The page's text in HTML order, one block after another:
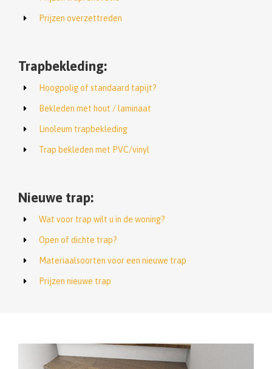
Prijzen overzettreden
Trapbekleding:
Hoogpolig of standaard tapijt?
Bekleden met hout / laminaat
Linoleum trapbekleding
Trap bekleden met PVC/vinyl
Nieuwe trap:
Wat voor trap wilt u in de woning?
Open of dichte trap?
Materiaalsoorten voor een nieuwe trap
Prijzen nieuwe trap